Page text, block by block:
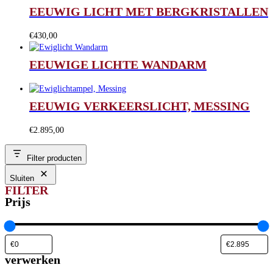
EEUWIG LICHT MET BERGKRISTALLEN
€430,00
EEUWIGE LICHTE WANDARM
EEUWIG VERKEERSLICHT, MESSING
€2.895,00
Filter producten
Sluiten
FILTER
Prijs
verwerken